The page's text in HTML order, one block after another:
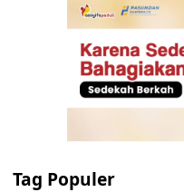
Tag Populer